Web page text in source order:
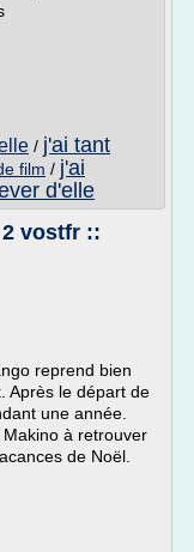
/ j'ai tant
film / j'ai
d'elle
vostfr ::
reprend bien
Après le départ de
une année.
à retrouver
de Noël.